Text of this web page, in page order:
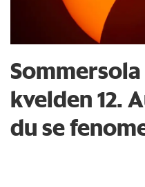
kvelden 12.
du se